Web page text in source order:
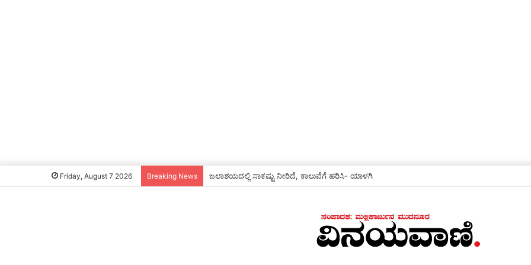
Friday, August 7 2026 Breaking News ಜಲಾಶಯದಲ್ಲಿ ಸಾಕಷ್ಟು ನೀರಿದೆ, ಕಾಲುವೆಗೆ ಹರಿಸಿ- ಯಾಳಗಿ